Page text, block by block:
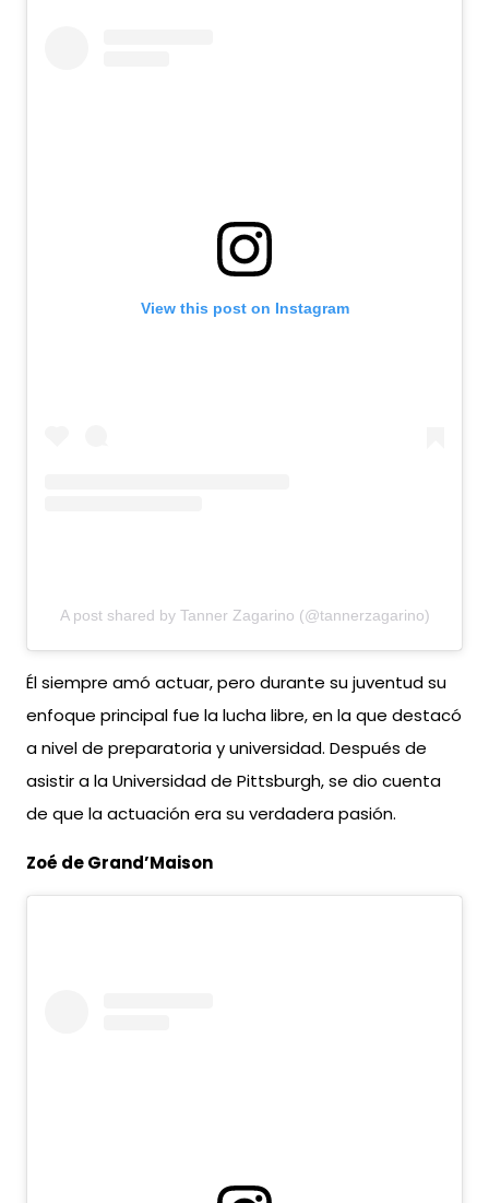
View this post on Instagram
A post shared by Tanner Zagarino (@tannerzagarino)
Él siempre amó actuar, pero durante su juventud su
enfoque principal fue la lucha libre, en la que destacó
a nivel de preparatoria y universidad. Después de
asistir a la Universidad de Pittsburgh, se dio cuenta
de que la actuación era su verdadera pasión.
Zoé de Grand’Maison